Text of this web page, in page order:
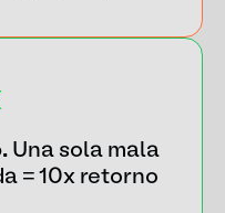
Una sola mala
= 10x retorno